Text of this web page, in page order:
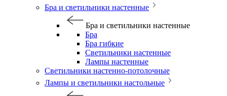
Бра и светильники настенные
Бра и светильники настенные
Бра
Бра гибкие
Светильники настенные
Лампы настенные
Светильники настенно-потолочные
Лампы и светильники настольные